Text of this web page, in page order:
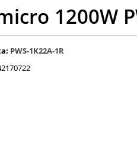
1200W
PWS-1K22A-1R